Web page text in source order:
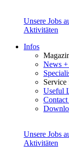
Unsere Jobs
Aktivitäten
Infos
News
Service
Useful
Unsere Jobs
Aktivitäten